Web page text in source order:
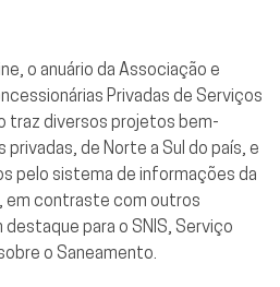
o anuário da Associação e
Privadas de Serviços
traz diversos projetos bem-
de Norte a Sul do país, e
pelo sistema de informações da
em contraste com outros
para o SNIS, Serviço
o Saneamento.